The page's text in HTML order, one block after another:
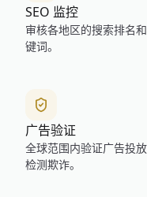
SEO 监控
审核各地区的搜索排名
键词。
广告验证
全球范围内验证广告投
检测欺诈。